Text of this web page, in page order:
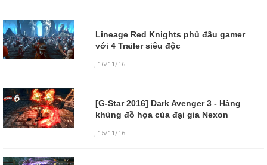
Lineage Red Knights phủ đầu gamer
với 4 Trailer siêu độc
, 16/11/16
[G-Star 2016] Dark Avenger 3 - Hàng
khủng đồ họa của đại gia Nexon
, 15/11/16